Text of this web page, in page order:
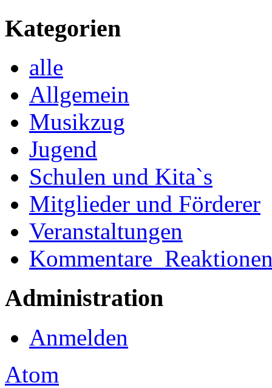
Kategorien
alle
Allgemein
Musikzug
Jugend
Schulen und Kita`s
Mitglieder und Förderer
Veranstaltungen
Administration
Anmelden
Atom